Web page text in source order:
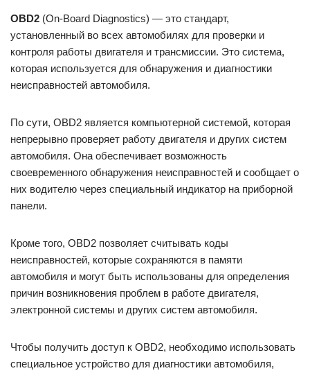
OBD2 (On-Board Diagnostics) — это стандарт,
установленный во всех автомобилях для проверки и
контроля работы двигателя и трансмиссии. Это система,
которая используется для обнаружения и диагностики
неисправностей автомобиля.
По сути, OBD2 является компьютерной системой, которая
непрерывно проверяет работу двигателя и других систем
автомобиля. Она обеспечивает возможность
своевременного обнаружения неисправностей и сообщает о
них водителю через специальный индикатор на приборной
панели.
Кроме того, OBD2 позволяет считывать коды
неисправностей, которые сохраняются в памяти
автомобиля и могут быть использованы для определения
причин возникновения проблем в работе двигателя,
электронной системы и других систем автомобиля.
Чтобы получить доступ к OBD2, необходимо использовать
специальное устройство для диагностики автомобиля,